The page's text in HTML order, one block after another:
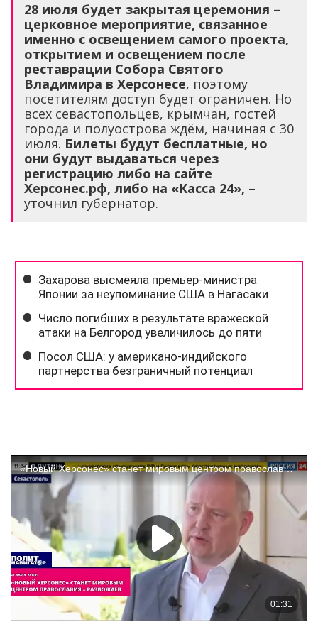
28 июля будет закрытая церемония –
церковное мероприятие, связанное
именно с освещением самого проекта,
открытием и освещением после
реставрации Собора Святого
Владимира в Херсонесе, поэтому
посетителям доступ будет ограничен. Но
всех севастопольцев, крымчан, гостей
города и полуострова ждём, начиная с 30
июля. Билеты будут бесплатные, но
они будут выдаваться через
регистрацию либо на сайте
Херсонес.рф, либо на «Касса 24», –
уточнил губернатор.